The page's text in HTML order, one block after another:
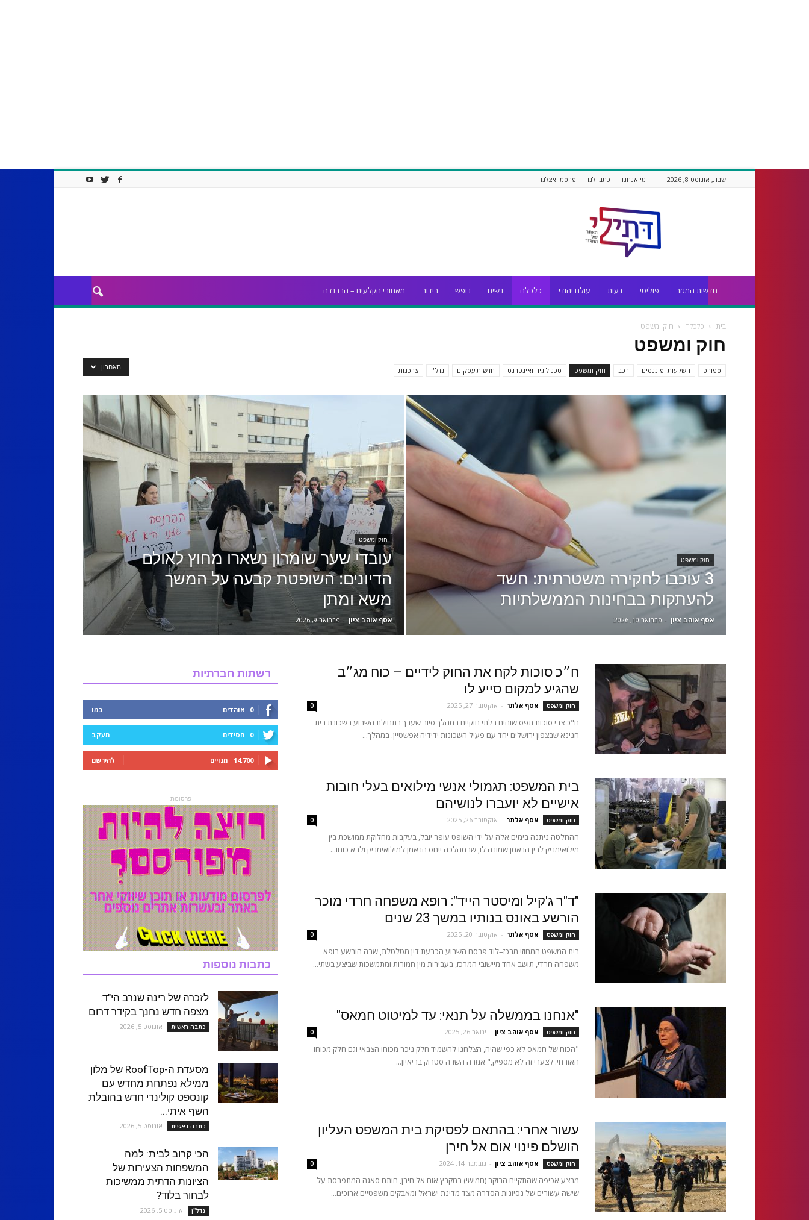
שבת, אוגוסט 8, 2026 מי אנחנו כתבו לנו פרסמו אצלנו
חדשות המגזר פוליטי דעות עולם יהודי כלכלה נשים נופש בידור מאחורי הקלעים – הברנז'ה
בית כלכלה חוק ומשפט
חוק ומשפט
ספורט השקעות ופיננסים רכב חוק ומשפט טכנולוגיה ואינטרנט חדשות עסקים נדל''ן צרכנות האחרון
חוק ומשפט
3 עוכבו לחקירה משטרתית: חשד
להעתקות בבחינות הממשלתיות
אסף אוהב ציון - פברואר 10, 2026
חוק ומשפט
עובדי שער שומרון נשארו מחוץ לאולם
הדיונים: השופטת קבעה על המשך
משא ומתן
אסף אוהב ציון - פברואר 9, 2026
ח״כ סוכות לקח את החוק לידיים – כוח מג״ב
שהגיע למקום סייע לו
חוק ומשפט אסף אלתר - אוקטובר 27, 2025 0
ח"כ צבי סוכות תפס שוהים בלתי חוקיים במהלך סיור שערך בתחילת השבוע בשכונת בית
חנינא שבצפון ירושלים יחד עם פעיל השכונות ידידיה אפשטיין. במהלך...
בית המשפט: תגמולי אנשי מילואים בעלי חובות
אישיים לא יועברו לנושיהם
חוק ומשפט אסף אלתר - אוקטובר 26, 2025 0
ההחלטה ניתנה בימים אלה על ידי השופט עופר יובל, בעקבות מחלוקת ממושכת בין
מילואימניק לבין הנאמן שמונה לו, שבמהלכה ייחס הנאמן למילואימניק ולבא כוחו...
"ד"ר ג'קיל ומיסטר הייד": רופא משפחה חרדי מוכר
הורשע באונס בנותיו במשך 23 שנים
חוק ומשפט אסף אלתר - אוקטובר 20, 2025 0
בית המשפט המחוזי מרכז–לוד פרסם השבוע הכרעת דין מטלטלת, שבה הורשע רופא
משפחה חרדי, תושב אחד מיישובי המרכז, בעבירות מין חמורות ומתמשכות שביצע בשתי...
"אנחנו בממשלה על תנאי: עד למיטוט חמאס"
חוק ומשפט אסף אוהב ציון - ינואר 26, 2025 0
"הכוח של חמאס לא כפי שהיה, הצלחנו להשמיד חלק ניכר מכוחו הצבאי וגם חלק מכוחו
האזרחי. לצערי זה לא מספיק," אמרה השרה סטרוק בריאיון...
עשור אחרי: בהתאם לפסיקת בית המשפט העליון
הושלם פינוי אום אל חירן
חוק ומשפט אסף אוהב ציון - נובמבר 14, 2024 0
מבצע אכיפה שהתקיים הבוקר (חמישי) במקבץ אום אל חירן, חותם סאגה המתפרסת על
שישה עשורים של נסיונות הסדרה מצד מדינת ישראל ומאבקים משפטיים ארוכים...
רשתות חברתיות
0 אוהדים כמו
0 חסידים מעקב
14,700 מנויים להירשם
- פרסומת -
כתבות נוספות
לזכרה של רינה שנרב הי"ד:
מצפה חדש נחנך בקידר דרום
כתבה ראשית אוגוסט 5, 2026
מסעדת ה-RoofTop של מלון
ממילא נפתחת מחדש עם
קונספט קולינרי חדש בהובלת
השף איתי...
כתבה ראשית אוגוסט 5, 2026
הכי קרוב לבית: למה
המשפחות הצעירות של
הציונות הדתית ממשיכות
לבחור בלוד?
נדל''ן אוגוסט 5, 2026